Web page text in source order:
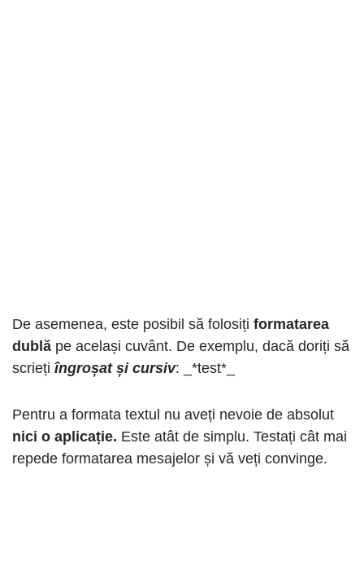
De asemenea, este posibil să folosiți formatarea
dublă pe același cuvânt. De exemplu, dacă doriți să
scrieți îngroșat și cursiv: _*test*_
Pentru a formata textul nu aveți nevoie de absolut
nici o aplicație. Este atât de simplu. Testați cât mai
repede formatarea mesajelor și vă veți convinge.